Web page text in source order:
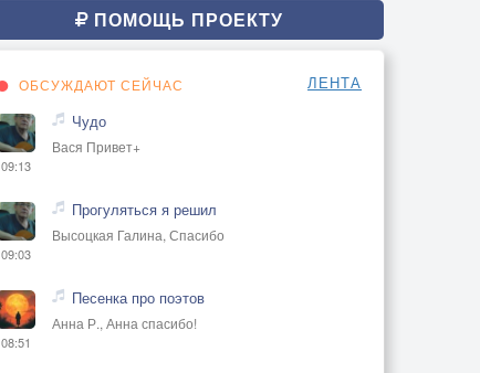
ПОМОЩЬ ПРОЕКТУ
ОБСУЖДАЮТ СЕЙЧАС ЛЕНТА
09:13
Чудо
Вася Привет+
09:03
Прогуляться я решил
Высоцкая Галина, Спасибо
08:51
Песенка про поэтов
Анна Р., Анна спасибо!